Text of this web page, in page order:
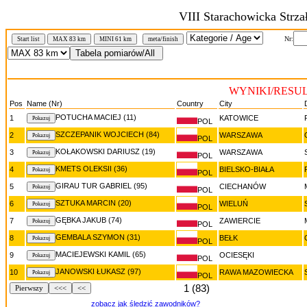
VIII Starachowicka
Start list MAX 83 km MINI 61 km meta/finish Nr:
WYNIKI/
Pos Name (Nr) Country City
1
POTUCHA MACIEJ (11) POL KATOWICE
2 SZCZEPANIK WOJCIECH (84) POL WARSZAWA
3 KOŁAKOWSKI DARIUSZ (19) POL WARSZAWA
4 KMETS OLEKSII (36) POL BIELSKO-BIAŁA
5 GIRAU TUR GABRIEL (95) POL CIECHANÓW
6 SZTUKA MARCIN (20) POL WIELUŃ
7 GĘBKA JAKUB (74) POL ZAWIERCIE
8 GEMBALA SZYMON (31) POL BEŁK
9 MACIEJEWSKI KAMIL (65) POL OCIESĘKI
10 JANOWSKI ŁUKASZ (97) POL RAWA MAZOWIECKA
Pierwszy <<< << 1 (83)
zobacz jak śledzić zawodników?